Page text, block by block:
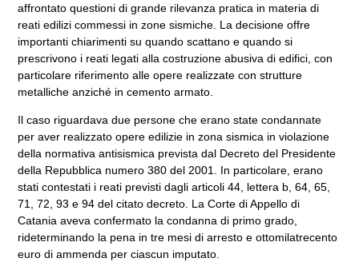
affrontato questioni di grande rilevanza pratica in materia di
reati edilizi commessi in zone sismiche. La decisione offre
importanti chiarimenti su quando scattano e quando si
prescrivono i reati legati alla costruzione abusiva di edifici, con
particolare riferimento alle opere realizzate con strutture
metalliche anziché in cemento armato.
Il caso riguardava due persone che erano state condannate
per aver realizzato opere edilizie in zona sismica in violazione
della normativa antisismica prevista dal Decreto del Presidente
della Repubblica numero 380 del 2001. In particolare, erano
stati contestati i reati previsti dagli articoli 44, lettera b, 64, 65,
71, 72, 93 e 94 del citato decreto. La Corte di Appello di
Catania aveva confermato la condanna di primo grado,
rideterminando la pena in tre mesi di arresto e ottomilatrecento
euro di ammenda per ciascun imputato.